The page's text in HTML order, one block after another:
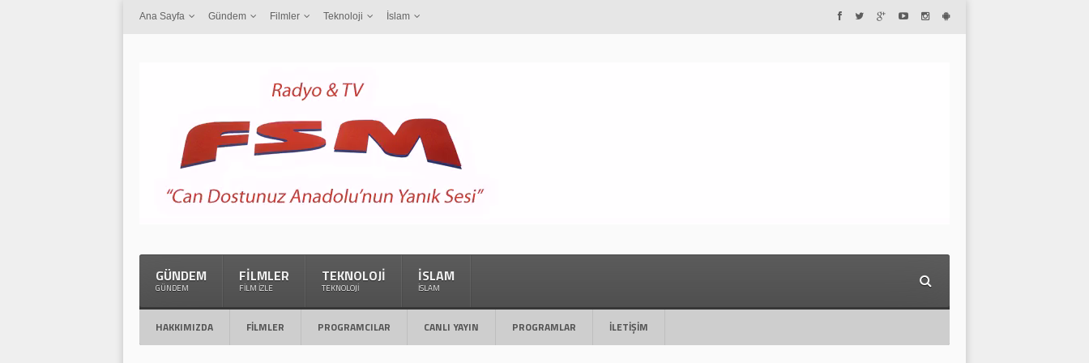
Ana Sayfa Gündem Filmler Teknoloji İslam
GÜNDEM
GÜNDEM
FILMLER
FILM İZLE
TEKNOLOJI
TEKNOLOJI
İSLAM
İSLAM
HAKKIMIZDA FILMLER PROGRAMCILAR CANLI YAYIN PROGRAMLAR İLETIŞIM